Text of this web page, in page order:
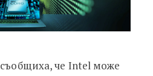
че Intel може